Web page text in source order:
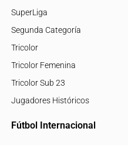
SuperLiga
Segunda Categoría
Tricolor
Tricolor Femenina
Tricolor Sub 23
Jugadores Históricos
Fútbol Internacional